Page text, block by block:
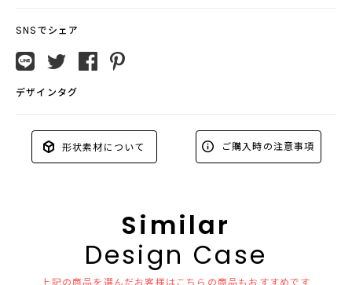
SNSでシェア
デザインタグ
形状素材について ご購入時の注意事項
Similar
Design Case
上記の商品を選んだお客様はこちらの商品もおすすめです